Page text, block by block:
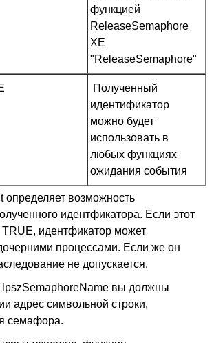
функцией
ReleaseSemaphore
XE
"ReleaseSemaphore"
Полученный
идентификатор
можно будет
использовать в
любых функциях
ожидания события
определяет возможность
идентфикатора. Если этот
идентфикатор может
процессами. Если же он
не допускается.
lpszSemaphoreName вы должны
адрес символьной строки,
семафора.